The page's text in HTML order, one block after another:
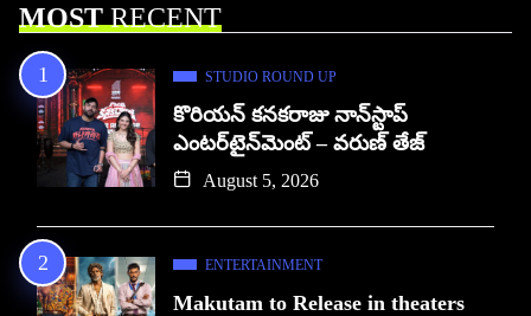
MOSTRECENT
STUDIO ROUND UP
కొరియన్ కనకరాజు నాన్‌స్టాప్
ఎంటర్‌టైన్‌మెంట్ – వరుణ్ తేజ్
August 5, 2026
ENTERTAINMENT
Makutam to Release in theaters